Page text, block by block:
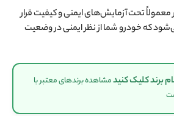
معمولاً تحت آزمایش‌های ایمنی و کیفیت قرار
که خودرو شما از نظر ایمنی در وضعیت
برند کلیک کنیدمشاهده برندهای معتبر با